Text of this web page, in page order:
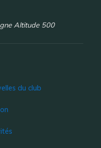
Altitude 500
du club